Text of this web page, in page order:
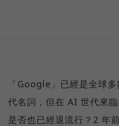
「Google」已經是全球
代名詞，但在 AI 世代來
是否也已經退流行？2 年